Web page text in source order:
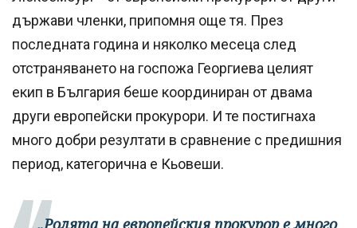
държави членки, припомня още тя. През
последната година и няколко месеца след
отстраняването на госпожа Георгиева целият
екип в България беше координиран от двама
други европейски прокурори. И те постигнаха
много добри резултати в сравнение с предишния
период, категорична е Кьовеши.